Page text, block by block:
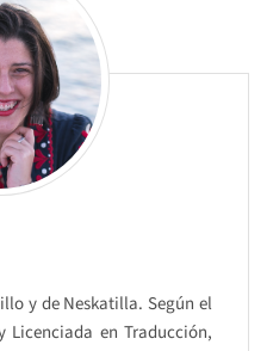
y de Neskatilla. Según el
en Traducción,